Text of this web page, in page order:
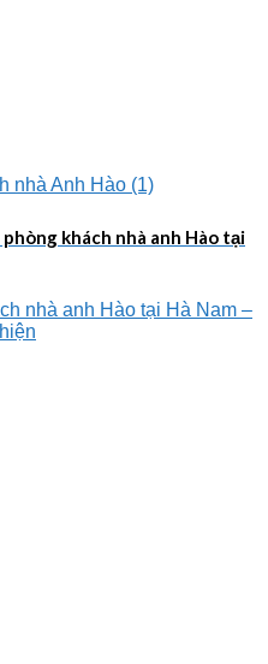
khách nhà anh Hào tại
nhà anh Hào tại Hà Nam –